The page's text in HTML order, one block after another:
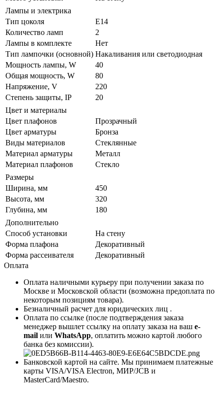
Лампы и электрика
Тип цоколя
E14
Количество ламп
2
Лампы в комплекте
Нет
Тип лампочки (основной) Накаливания или светодиодная
Мощность лампы, W
40
Общая мощность, W
80
Напряжение, V
220
Степень защиты, IP
20
Цвет и материалы
Цвет плафонов
Прозрачный
Цвет арматуры
Бронза
Виды материалов
Стеклянные
Материал арматуры
Металл
Материал плафонов
Стекло
Размеры
Ширина, мм
450
Высота, мм
320
Глубина, мм
180
Дополнительно
Способ установки
На стену
Форма плафона
Декоративный
Форма рассеивателя
Декоративный
Оплата
Оплата наличными курьеру при получении заказа по
Москве и Московской области (возможна предоплата по
некоторым позициям товара).
Безналичный расчет для юридических лиц .
Оплата по ссылке (после подтверждения заказа
менеджер вышлет ссылку на оплату заказа на ваш e-
mail или WhatsApp, оплатить можно картой любого
банка без комиссии).
Банковской картой на сайте. Мы принимаем платежные
карты VISA/VISA Electron, МИР/JCB и
MasterCard/Maestro.